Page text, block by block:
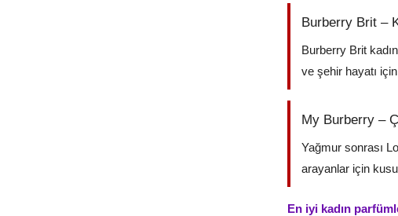
Burberry Brit –
Burberry Brit
ve şehir hayatı
My Burberry –
Yağmur sonrası
arayanlar için
En iyi kadın